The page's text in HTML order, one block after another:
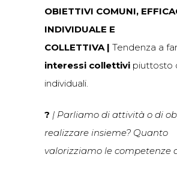
OBIETTIVI COMUNI,
INDIVIDUALE E
COLLETTIVA | Tendenza a
interessi collettivi piuttosto
individuali.
? | Parliamo di attività o di
realizzare insieme? Quanto
valorizziamo le competenze